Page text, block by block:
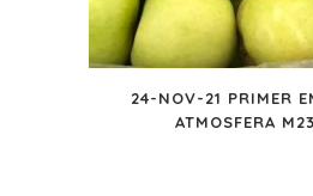
24-NOV-21 PRIMER
ATMOSFERA